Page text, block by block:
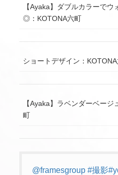
【Ayaka】ダブルカラーでウ
◎：KOTONA六町
ショートデザイン：
【Ayaka】ラベンダーベージ
町
@framesgroup #撮影